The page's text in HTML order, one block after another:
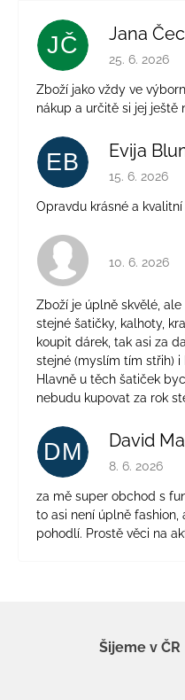
JČ Jana
Hodnotenie
25. 6. 2026
Zboží jako vždy ve
nákup a určitě si jej ještě
EB Evija
Hodnotenie
15. 6. 2026
Opravdu krásné a
Hodnotenie
10. 6. 2026
Zboží je úplně skvělé,
stejné šatičky, kalhoty,
koupit dárek, tak asi za
stejné (myslím tím střih) i
Hlavně u těch šatiček
nebudu kupovat za rok
DM David
Hodnotenie
8. 6. 2026
za mě super obchod s
to asi není úplně fashion,
pohodlí. Prostě věci na
Šijeme v ČR